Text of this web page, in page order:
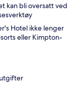
kan bli oversatt ved
Hotel ikke lenger
eller Kimpton-